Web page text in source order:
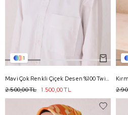
1
Mavi Çok Renkli Çiçek Desen %100 Twill İpek Eşarp 4043 - 37
1.500,00 TL
2.500,00 TL